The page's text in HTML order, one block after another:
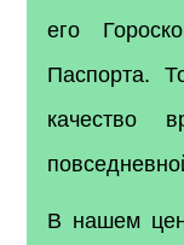
его
Паспорта.
качество
В нашем